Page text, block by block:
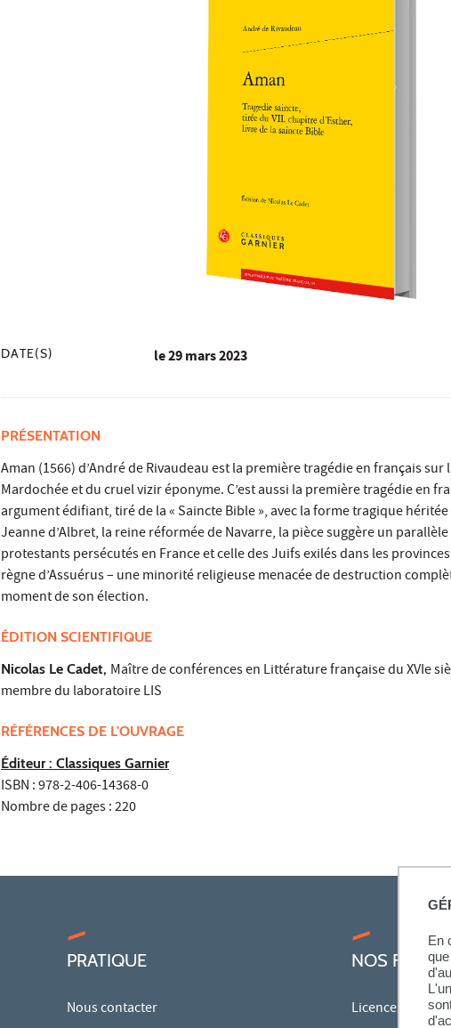
En
DATE(S) le29 mars 2023
PRÉSENTATION
Aman (1566) d’André de Rivaudeau est la première tragédie en français sur
Mardochée et du cruel vizir éponyme. C’est aussi la première tragédie en
argument édifiant, tiré de la « Saincte Bible », avec la forme tragique héritée
Jeanne d’Albret, la reine réformée de Navarre, la pièce suggère un
protestants persécutés en France et celle des Juifs exilés dans les
règne d’Assuérus – une minorité religieuse menacée de destruction
moment de son élection.
ÉDITION SCIENTIFIQUE
Nicolas Le Cadet, Maître de conférences en Littérature française du XVIe
membre du laboratoire LIS
RÉFÉRENCES DE L'OUVRAGE
Éditeur : Classiques Garnier
ISBN : 978-2-406-14368-0
Nombre de pages : 220
PRATIQUE
Nous contacter
NOS
Licences